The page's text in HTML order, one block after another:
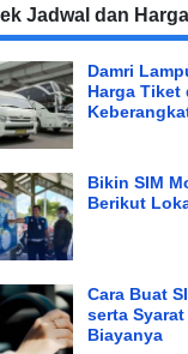
Jadwal dan Harga
Damri
Harga Tiket
Bikin SIM
Berikut
Cara Buat
serta
Biayanya